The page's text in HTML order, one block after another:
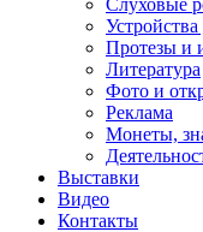
Слуховые
Протезы и
Литература
Фото и
Реклама
Монеты,
Выставки
Видео
Контакты